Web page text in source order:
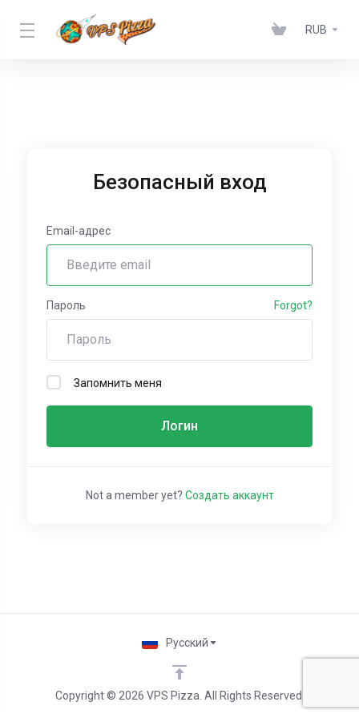
RUB
Безопасный вход
Email-адрес
Пароль Forgot?
Запомнить меня
Логин
Not a member yet? Создать аккаунт
Copyright © 2026 VPS Pizza. All Rights Reserved.
Русский